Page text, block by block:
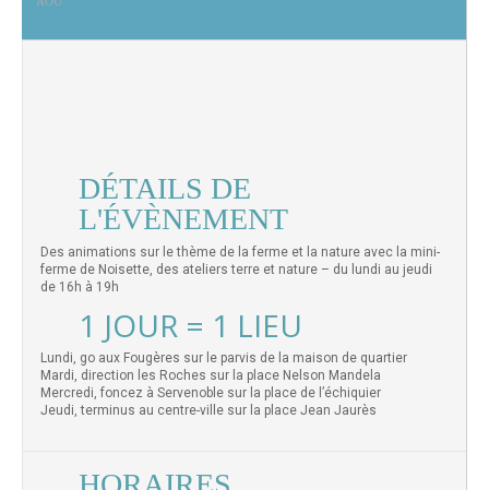
DÉTAILS DE
L'ÉVÈNEMENT
Des animations sur le thème de la ferme et la nature avec la mini-
ferme de Noisette, des ateliers terre et nature – du lundi au jeudi
de 16h à 19h
1 JOUR = 1 LIEU
Lundi, go aux Fougères sur le parvis de la maison de quartier
Mardi, direction les Roches sur la place Nelson Mandela
Mercredi, foncez à Servenoble sur la place de l’échiquier
Jeudi, terminus au centre-ville sur la place Jean Jaurès